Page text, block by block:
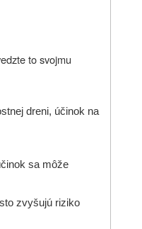
to svojmu
dreni, účinok na
sa môže
zvyšujú riziko